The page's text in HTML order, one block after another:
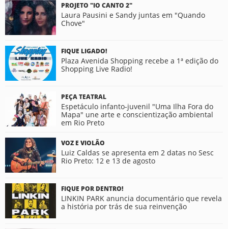
PROJETO "IO CANTO 2"
Laura Pausini e Sandy juntas em "Quando
Chove"
FIQUE LIGADO!
Plaza Avenida Shopping recebe a 1ª edição do
Shopping Live Radio!
PEÇA TEATRAL
Espetáculo infanto-juvenil "Uma Ilha Fora do
Mapa" une arte e conscientização ambiental
em Rio Preto
VOZ E VIOLÃO
Luiz Caldas se apresenta em 2 datas no Sesc
Rio Preto: 12 e 13 de agosto
FIQUE POR DENTRO!
LINKIN PARK anuncia documentário que revela
a história por trás de sua reinvenção